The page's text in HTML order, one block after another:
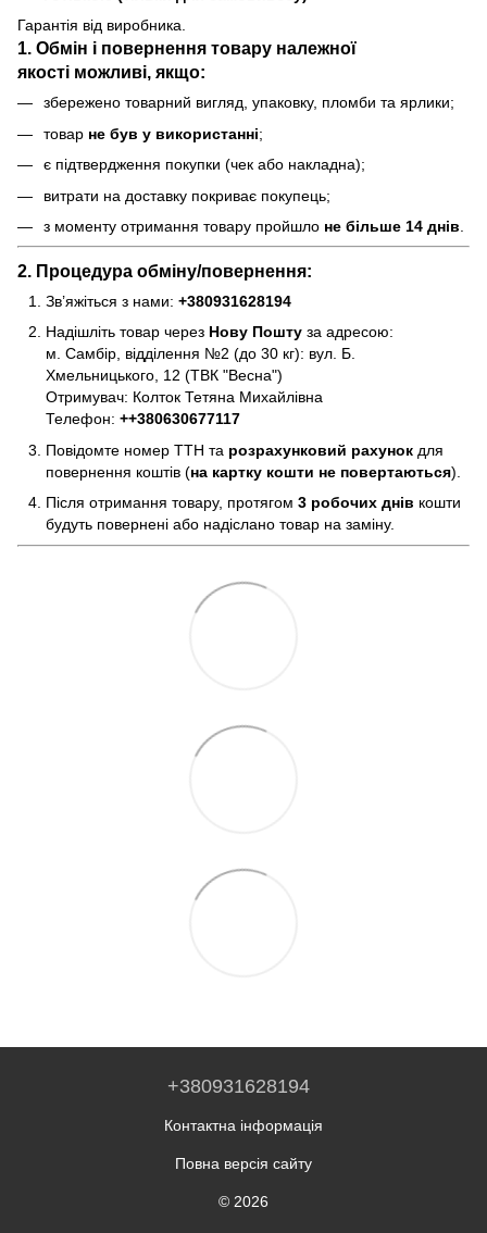
Гарантія від виробника.
1. Обмін і повернення товару належної
якості можливі, якщо:
збережено товарний вигляд, упаковку, пломби та ярлики;
товар не був у використанні;
є підтвердження покупки (чек або накладна);
витрати на доставку покриває покупець;
з моменту отримання товару пройшло не більше 14 днів
2. Процедура обміну/повернення:
Зв’яжіться з нами: +380931628194
Надішліть товар через Нову Пошту за адресою:
м. Самбір, відділення №2 (до 30 кг): вул. Б.
Хмельницького, 12 (ТВК "Весна")
Отримувач: Колток Тетяна Михайлівна
Телефон: ++380630677117
Повідомте номер ТТН та розрахунковий рахунок для
повернення коштів (на картку кошти не повертаються).
Після отримання товару, протягом 3 робочих днів кошти
будуть повернені або надіслано товар на заміну.
+380931628194
Контактна інформація
Повна версія сайту
© 2026